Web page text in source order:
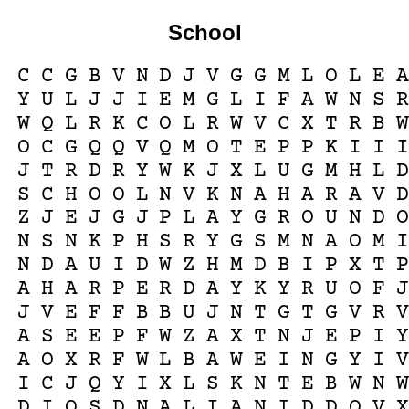
School
C C G B V N D J V G G M L O L E A
Y U L J J I E M G L I F A W N S R
W Q L R K C O L R W V C X T R B W
O C G Q Q V Q M O T E P P K I I I
J T R D R Y W K J X L U G M H L D
S C H O O L N V K N A H A R A V D
Z J E J G J P L A Y G R O U N D O
N S N K P H S R Y G S M N A O M I
N D A U I D W Z H M D B I P X T P
A H A R P E R D A Y K Y R U O F J
J V E F F B B U J N T G T G V R V
A S E E P F W Z A X T N J E P I Y
A O X R F W L B A W E I N G Y I V
I C J Q Y I X L S K N T E B W N W